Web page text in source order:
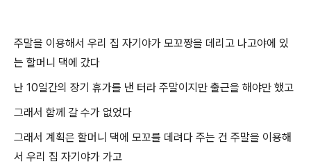
주말을 이용해서 우리 집 자기야가 모꼬짱을 데리고 나고야에 있
는 할머니 댁에 갔다
난 10일간의 장기 휴가를 낸 터라 주말이지만 출근을 해야만 했고
그래서 함께 갈 수가 없었다
그래서 계획은 할머니 댁에 모꼬를 데려다 주는 건 주말을 이용해
서 우리 집 자기야가 가고